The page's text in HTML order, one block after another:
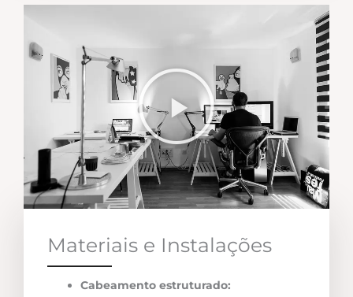
Materiais e Instalações
Cabeamento estruturado: